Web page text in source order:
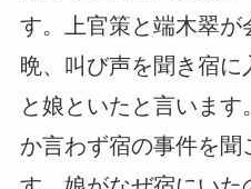
す。上官策と端木翠
晩、叫び声を聞き宿に
と娘といたと言いま
か言わず宿の事件を